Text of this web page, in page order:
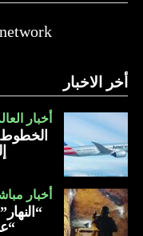
أخر الاخبار
أخبار
الخطوط
أخبار
“عماد 4”